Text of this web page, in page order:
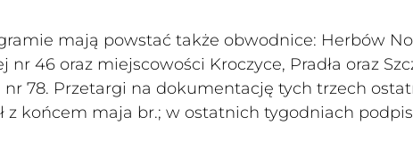
mają powstać także obwodnice: Herbów
46 oraz miejscowości Kroczyce, Pradła oraz
nr 78. Przetargi na dokumentację tych trzech
z końcem maja br.; w ostatnich tygodniach